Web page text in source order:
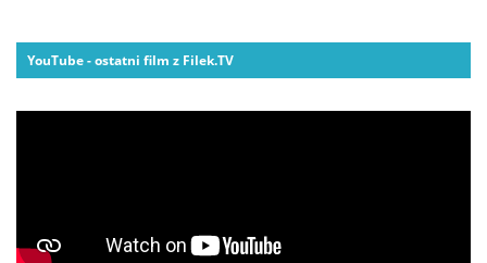
YouTube - ostatni film z Filek.TV